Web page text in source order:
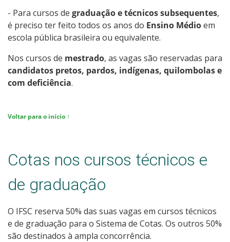
- Para cursos de graduação e técnicos subsequentes,
é preciso ter feito todos os anos do Ensino Médioem
escola pública brasileira ou equivalente.
Nos cursos de mestrado, as vagas são reservadas para
candidatos pretos, pardos, indígenas, quilombolas e
com deficiência.
Voltar para o início ↑
Cotas nos cursos técnicos e
de graduação
O IFSC reserva 50% das suas vagas em cursos técnicos
e de graduação para o Sistema de Cotas. Os outros 50%
são destinados à ampla concorrência.